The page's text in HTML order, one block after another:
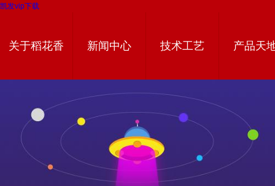
凯发vip下载
关于稻花香 新闻中心 技术工艺 产品天